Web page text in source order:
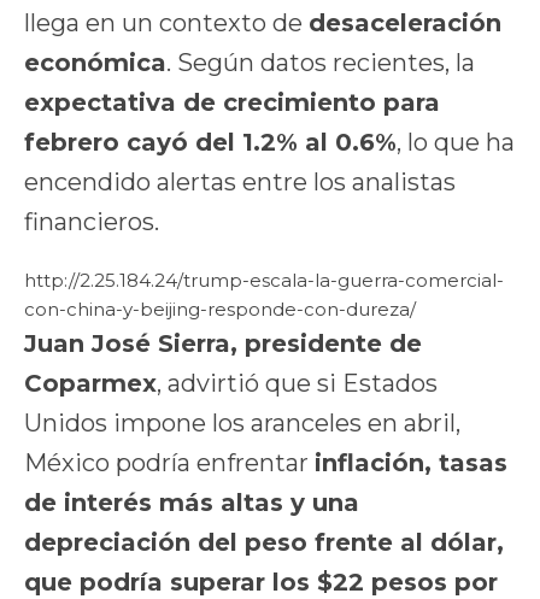
llega en un contexto de desaceleración
económica. Según datos recientes, la
expectativa de crecimiento para
febrero cayó del 1.2% al 0.6%, lo que ha
encendido alertas entre los analistas
financieros.
http://2.25.184.24/trump-escala-la-guerra-comercial-
con-china-y-beijing-responde-con-dureza/
Juan José Sierra, presidente de
Coparmex, advirtió que si Estados
Unidos impone los aranceles en abril,
México podría enfrentar inflación, tasas
de interés más altas y una
depreciación del peso frente al dólar,
que podría superar los $22 pesos por